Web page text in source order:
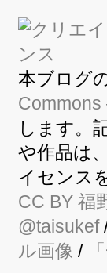
本ブログ
します。
や作品は
イセンス
CC BY 福
@taisukef
ル画像 /